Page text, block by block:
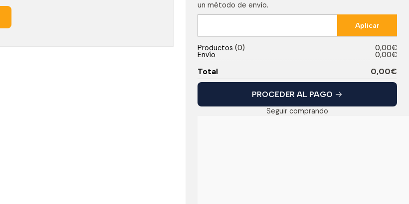
un método de envío.
Productos 0 0,00€
Envío 0,00€
Total 0,00€
PROCEDER AL PAGO
Seguir comprando